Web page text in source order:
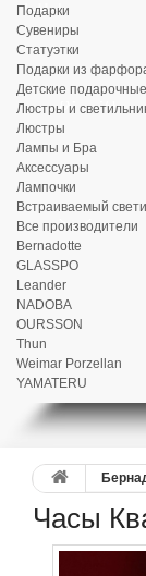
Подарки
Сувениры
Статуэтки
Подарки из
Детские
Люстры и
Люстры
Лампы и Бра
Аксессуары
Лампочки
Встраиваемый
Все производители
Bernadotte
GLASSPO
Leander
NADOBA
OURSSON
Thun
Weimar Porzellan
YAMATERU
Часы